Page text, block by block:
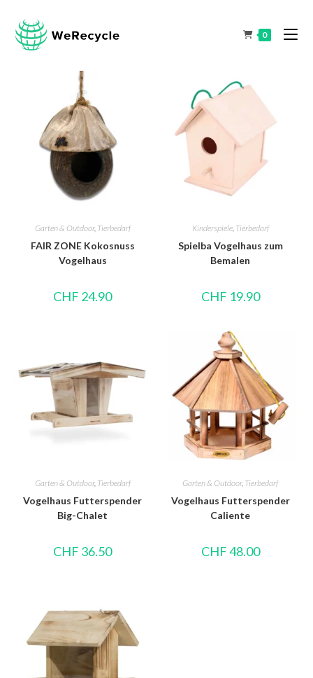
0
Garten & Outdoor, Tierbedarf
FAIR ZONE Kokosnuss
Vogelhaus
CHF 24.90
Kinderspiele, Tierbedarf
Spielba Vogelhaus zum
Bemalen
CHF 19.90
Garten & Outdoor, Tierbedarf
Vogelhaus Futterspender
Big-Chalet
CHF 36.50
Garten & Outdoor, Tierbedarf
Vogelhaus Futterspender
Caliente
CHF48.00